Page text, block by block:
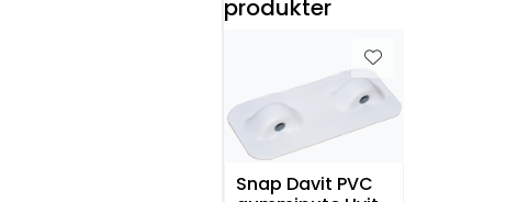
produkter
Snap Davit PVC